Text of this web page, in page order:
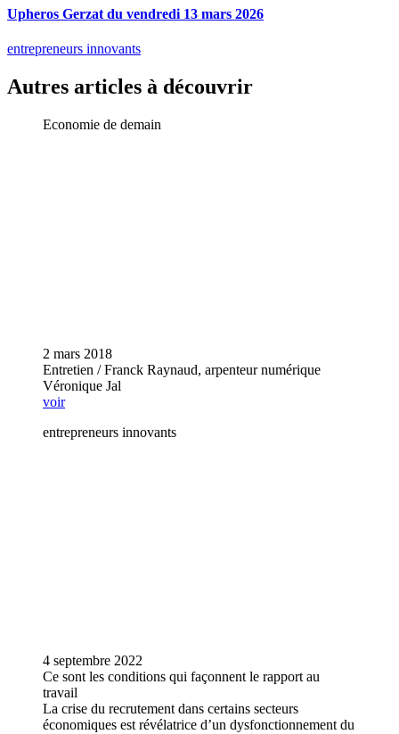
Upheros Gerzat du vendredi 13 mars 2026
entrepreneurs innovants
Autres articles à découvrir
Economie de demain
2 mars 2018
Entretien / Franck Raynaud, arpenteur numérique
Véronique Jal
voir
entrepreneurs innovants
4 septembre 2022
Ce sont les conditions qui façonnent le rapport au
travail
La crise du recrutement dans certains secteurs
économiques est révélatrice d’un dysfonctionnement du